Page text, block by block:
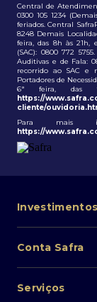
Central de
0300 105 1234
feriados. Central
8248 Demais
feira, das 8h às 21h,
(SAC): 0800 772
Auditivas e de Fala:
recorrido ao SAC e
Portadores de
6ª feira, das
https://
cliente/
Para mais
https://
Investimentos
Lista de fundos
Conta Safra
Pessoa Física
Serviços